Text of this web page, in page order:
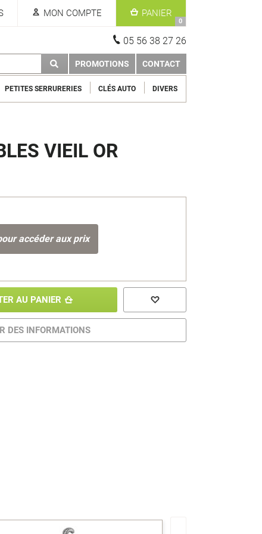
MON COMPTE PANIER
0
05 56 38 27 26
PROMOTIONS CONTACT
PETITES SERRURERIES CLÉS AUTO DIVERS
VIEIL OR
accéder aux prix
AU PANIER
DES INFORMATIONS